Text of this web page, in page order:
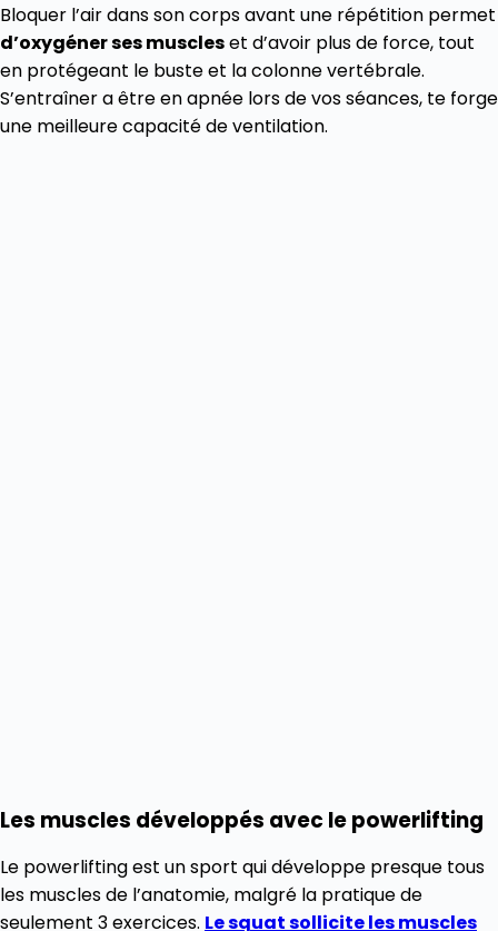
Bloquer l’air dans son corps avant une répétition permet
d’oxygéner ses muscleset d’avoir plus de force, tout
en protégeant le buste et la colonne vertébrale.
S’entraîner a être en apnée lors de vos séances, te forge
une meilleure capacité de ventilation.
Les muscles développés avec le powerlifting
Le powerlifting est un sport qui développe presque tous
les muscles de l’anatomie, malgré la pratique de
seulement 3 exercices. Le squat sollicite les muscles